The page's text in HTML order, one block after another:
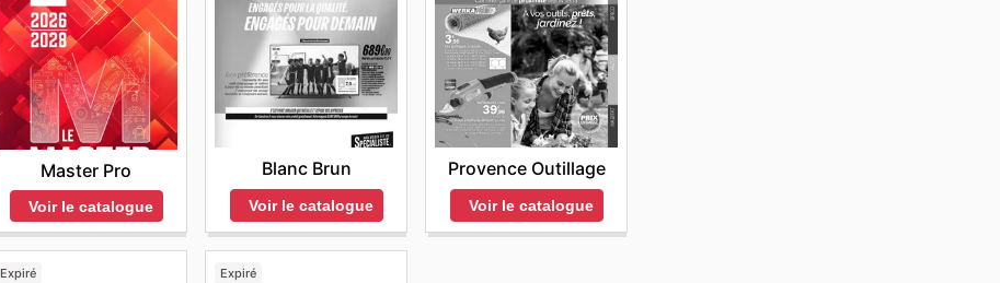
Master Pro
Voir le catalogue
Blanc Brun
Voir le catalogue
Provence Outillage
Voir le catalogue
Expiré Expiré